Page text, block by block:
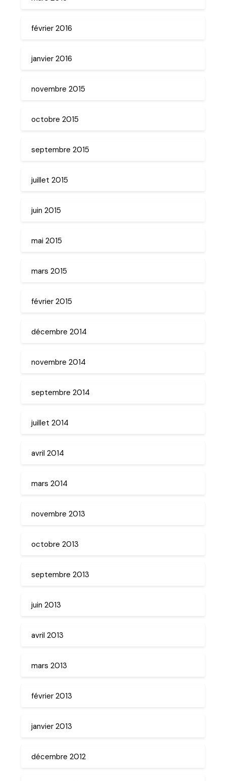
février 2016
janvier 2016
novembre 2015
octobre 2015
septembre 2015
juillet 2015
juin 2015
mai 2015
mars 2015
février 2015
décembre 2014
novembre 2014
septembre 2014
juillet 2014
avril 2014
mars 2014
novembre 2013
octobre 2013
septembre 2013
juin 2013
avril 2013
mars 2013
février 2013
janvier 2013
décembre 2012